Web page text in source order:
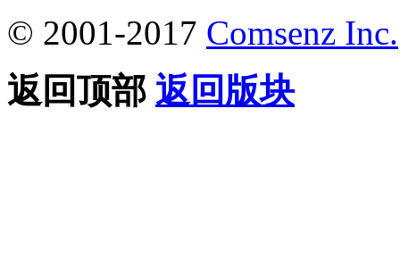
© 2001-2017 Comsenz Inc.
返回顶部 返回版块